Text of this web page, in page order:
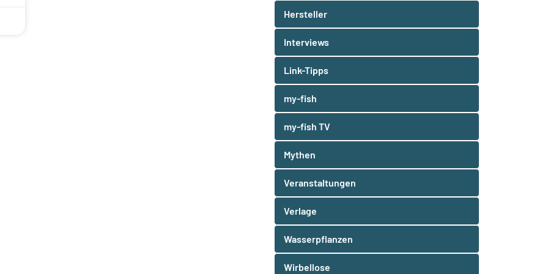
Hersteller
Interviews
Link-Tipps
my-fish
my-fish TV
Mythen
Veranstaltungen
Verlage
Wasserpflanzen
Wirbellose